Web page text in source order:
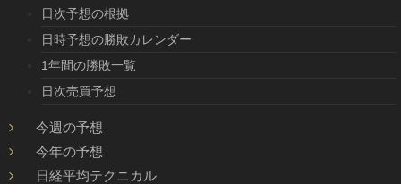
日次予想の根拠
日時予想の勝敗カレンダー
1年間の勝敗一覧
日次売買予想
今週の予想
今年の予想
日経平均テクニカル